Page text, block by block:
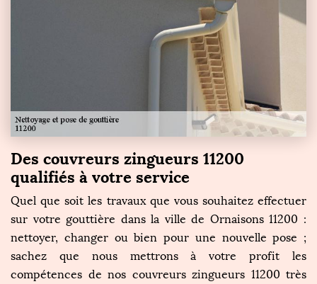
Des couvreurs zingueurs 11200
qualifiés à votre service
Quel que soit les travaux que vous souhaitez effectuer
sur votre gouttière dans la ville de Ornaisons 11200 :
nettoyer, changer ou bien pour une nouvelle pose ;
sachez que nous mettrons à votre profit les
compétences de nos couvreurs zingueurs 11200 très